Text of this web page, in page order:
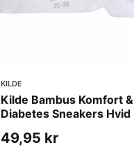
KILDE
Kilde Bambus Komfort &
Diabetes Sneakers Hvid
49,95 kr